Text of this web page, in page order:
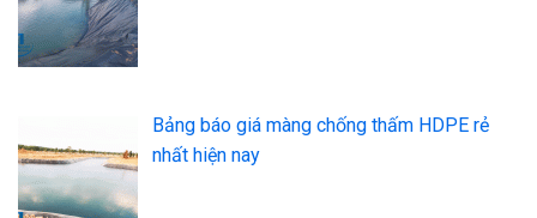
Bảng báo giá màng chống thấm HDPE rẻ
nhất hiện nay